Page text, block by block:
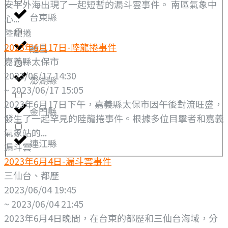
台東縣
離島
澎湖縣
金門縣
連江縣
安平外海出現了一起短暫的漏斗雲事件。 南區氣象中
心...
陸龍捲
2023年6月17日-陸龍捲事件
嘉義縣太保市
2023/06/17 14:30
~ 2023/06/17 15:05
2023年6月17日下午，嘉義縣太保市因午後對流旺盛，
發生了一起罕見的陸龍捲事件。根據多位目擊者和嘉義
氣象站的...
漏斗雲
2023年6月4日-漏斗雲事件
三仙台、都歷
2023/06/04 19:45
~ 2023/06/04 21:45
2023年6月4日晚間，在台東的都歷和三仙台海域，分